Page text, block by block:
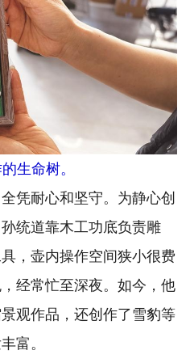
生命树。
耐心和坚守。为静心创
统道靠木工功底负责雕
，壶内操作空间狭小很费
经常忙至深夜。如今，他
观作品，还创作了雪豹等
富。